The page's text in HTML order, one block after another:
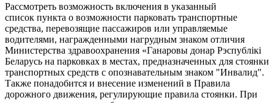
Рассмотреть возможность включения в указанный
список пункта о возможности парковать транспортные
средства, перевозящие пассажиров или управляемые
водителями, награжденными нагрудным знаком отличия
Министерства здравоохранения «Ганаровы донар Рэспублiкi
Беларусь на парковках в местах, предназначенных для стоянки
транспортных средств с опознавательным знаком "Инвалид".
Также понадобится и внесение изменений в Правила
дорожного движения, регулирующие правила стоянки. При